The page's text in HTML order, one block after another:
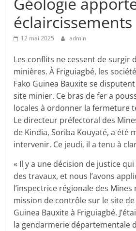
éclaircissements
12 mai 2025 admin
Les conflits ne cessent de surgir
minières. À Friguiagbé, les
Fako Guinea Bauxite se
site minier. Ce bras de fer a
locales à ordonner la fermeture
Le directeur préfectoral des
de Kindia, Soriba Kouyaté, a été
intervenir. Ce jeudi, il a tenu à
« Il y a une décision de justice
des travaux, et nous l’avons
l’inspectrice régionale des Mines
mission de contrôle sur le site de
Guinea Bauxite à Friguiagbé.
la gendarmerie départementale